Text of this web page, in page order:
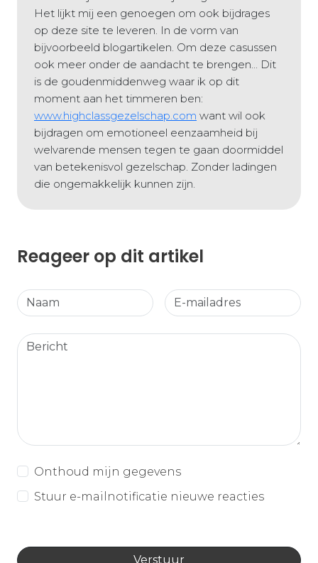
Het lijkt mij een genoegen om ook bijdrages
op deze site te leveren. In de vorm van
bijvoorbeeld blogartikelen. Om deze casussen
ook meer onder de aandacht te brengen... Dit
is de goudenmiddenweg waar ik op dit
moment aan het timmeren ben:
www.highclassgezelschap.com want wil ook
bijdragen om emotioneel eenzaamheid bij
welvarende mensen tegen te gaan doormiddel
van betekenisvol gezelschap. Zonder ladingen
die ongemakkelijk kunnen zijn.
Reageer op dit artikel
Onthoud mijn gegevens
Stuur e-mailnotificatie nieuwe reacties